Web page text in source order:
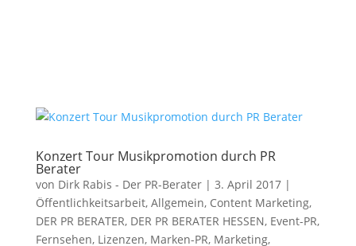
Konzert Tour Musikpromotion durch PR
Berater
von Dirk Rabis - Der PR-Berater| 3. April 2017|
Öffentlichkeitsarbeit, Allgemein, Content Marketing,
DER PR BERATER, DER PR BERATER HESSEN, Event-PR,
Fernsehen, Lizenzen, Marken-PR, Marketing,